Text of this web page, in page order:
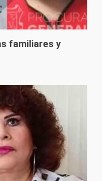
familiares y